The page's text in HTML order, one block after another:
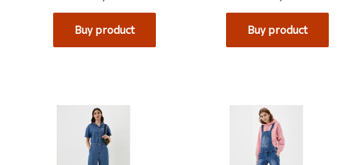
4.40
out of 5
Buy product
4.86
out of 5
Buy product